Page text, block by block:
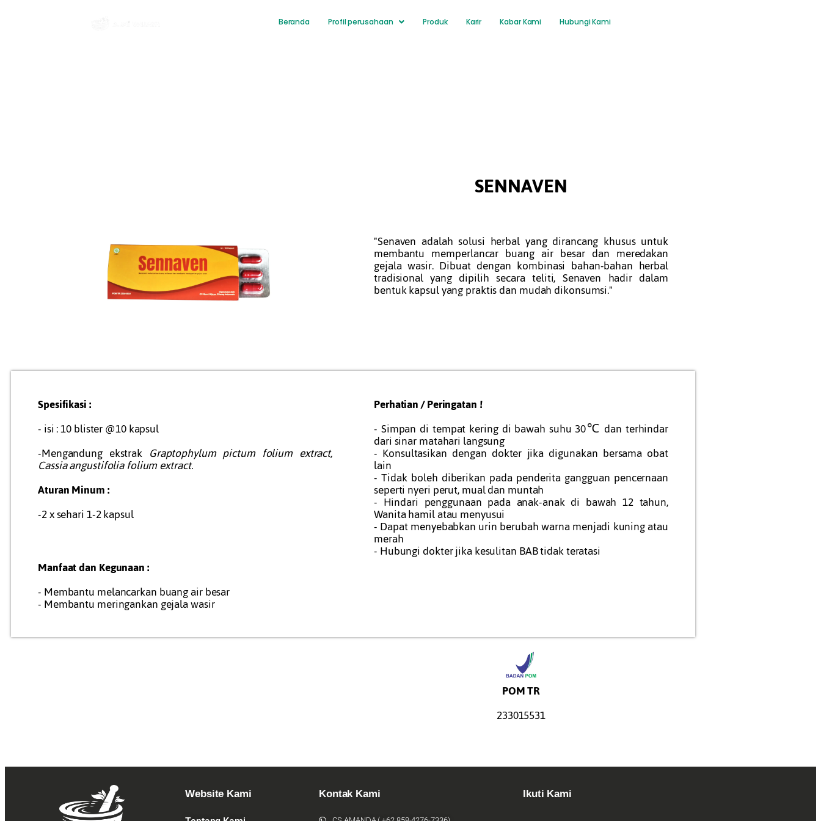
Beranda Profil perusahaan Produk Karir Kabar Kami Hubungi Kami
SENNAVEN
"Senaven adalah solusi herbal yang dirancang khusus untuk
membantu memperlancar buang air besar dan meredakan
gejala wasir. Dibuat dengan kombinasi bahan-bahan herbal
tradisional yang dipilih secara teliti, Senaven hadir dalam
bentuk kapsul yang praktis dan mudah dikonsumsi."
Spesifikasi :
- isi : 10 blister @10 kapsul
-Mengandung ekstrak Graptophylum pictum folium extract,
Cassia angustifolia folium extract.
Aturan Minum :
-2 x sehari 1-2 kapsul
Manfaat dan Kegunaan :
- Membantu melancarkan buang air besar
- Membantu meringankan gejala wasir
Perhatian / Peringatan !
- Simpan di tempat kering di bawah suhu 30℃ dan terhindar
dari sinar matahari langsung
- Konsultasikan dengan dokter jika digunakan bersama obat
lain
- Tidak boleh diberikan pada penderita gangguan pencernaan
seperti nyeri perut, mual dan muntah
- Hindari penggunaan pada anak-anak di bawah 12 tahun,
Wanita hamil atau menyusui
- Dapat menyebabkan urin berubah warna menjadi kuning atau
merah
- Hubungi dokter jika kesulitan BAB tidak teratasi
POM TR
233015531
Website Kami Kontak Kami Ikuti Kami